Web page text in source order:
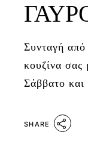
Συνταγή
κουζίνα
Σάββατο
SHARE